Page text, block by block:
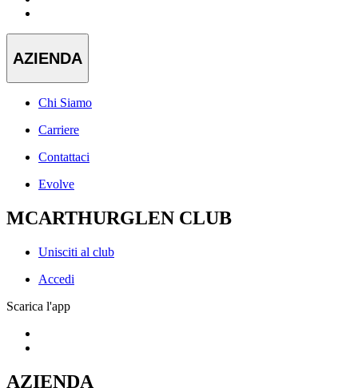
AZIENDA
Chi Siamo
Carriere
Contattaci
Evolve
MCARTHURGLEN CLUB
Unisciti al club
Accedi
Scarica l'app
AZIENDA